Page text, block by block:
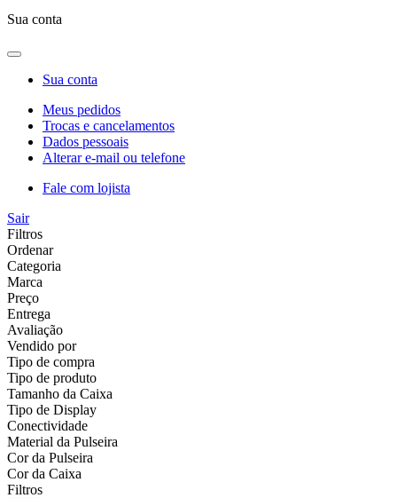
Sua conta
Sua conta
Meus pedidos
Trocas e cancelamentos
Dados pessoais
Alterar e-mail ou telefone
Fale com lojista
Sair
Filtros
Ordenar
Categoria
Marca
Preço
Entrega
Avaliação
Vendido por
Tipo de compra
Tipo de produto
Tamanho da Caixa
Tipo de Display
Conectividade
Material da Pulseira
Cor da Pulseira
Cor da Caixa
Filtros